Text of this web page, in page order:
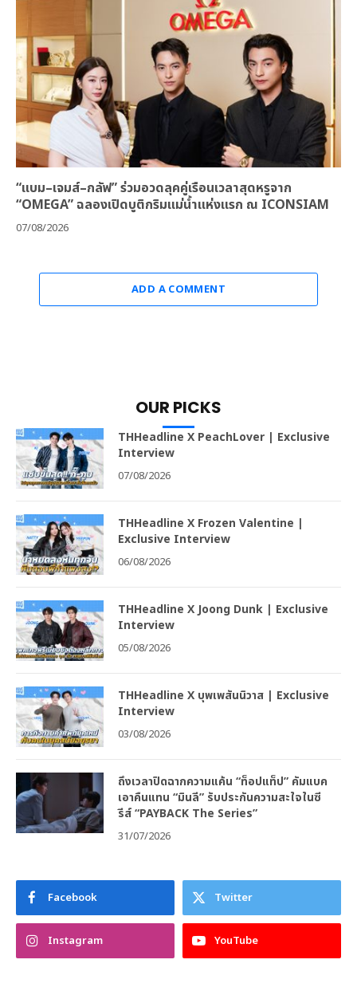
“แบม–เจมส์–กลัฟ” ร่วมอวดลุคคู่เรือนเวลาสุดหรูจาก
“OMEGA” ฉลองเปิดบูติกริมแม่น้ำแห่งแรก ณ ICONSIAM
07/08/2026
ADD A COMMENT
OUR PICKS
THHeadline X PeachLover | Exclusive
Interview
07/08/2026
THHeadline X Frozen Valentine |
Exclusive Interview
06/08/2026
THHeadline X Joong Dunk | Exclusive
Interview
05/08/2026
THHeadline X บุพเพสันนิวาส | Exclusive
Interview
03/08/2026
ถึงเวลาปิดฉากความแค้น “ท็อปแท็ป” คัมแบค
เอาคืนแทน “มินลี” รับประกันความสะใจในซี
รีส์ “PAYBACK The Series”
31/07/2026
Facebook Twitter
Instagram YouTube